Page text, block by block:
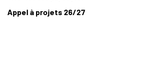
Appel à projets 26/27